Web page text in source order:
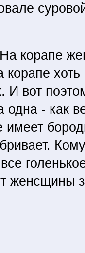
корапе
хоть
И вот
одна - как
женсщины